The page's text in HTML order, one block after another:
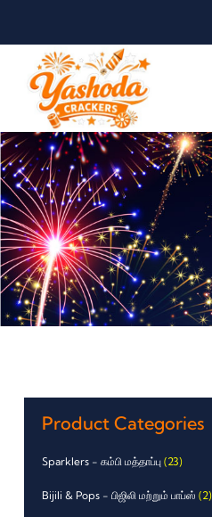
Product Categories
Sparklers - கம்பி மத்தாப்பு (23)
Bijili & Pops - பிஜிலி மற்றும் பாப்ஸ் (2)